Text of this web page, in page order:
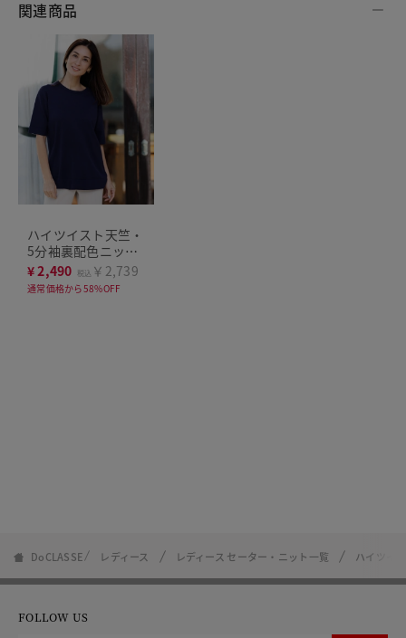
関連商品
ハイツイスト天竺・
5分袖裏配色ニット
／長め丈
¥2,490 税込 ￥2,739
通常価格から58%OFF
DoCLASSE レディース レディース セーター・ニット一覧 ハイツイ
FOLLOW US